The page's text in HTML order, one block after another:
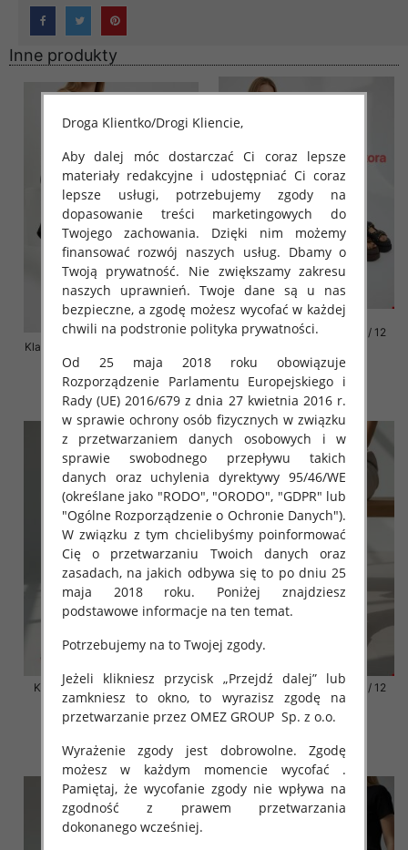
Inne produkty
Klapki damskie Roz 36-41 / 12 par
72.00 zł
szczegóły
Klapki damskie Roz 36-42 / 12
76.00 zł
szczegóły
Klapki damskie Roz 36-42 / 12
par
szczegóły
Klapki damskie Roz 36-42 / 12
par
41.00 zł
szczegóły
Droga Klientko/Drogi Kliencie,
Aby dalej móc dostarczać Ci coraz lepsze
materiały redakcyjne i udostępniać Ci coraz
lepsze usługi, potrzebujemy zgody na
dopasowanie treści marketingowych do
Twojego zachowania. Dzięki nim możemy
finansować rozwój naszych usług. Dbamy o
Twoją prywatność. Nie zwiększamy zakresu
naszych uprawnień. Twoje dane są u nas
bezpieczne, a zgodę możesz wycofać w każdej
chwili na podstronie polityka prywatności.
Od 25 maja 2018 roku obowiązuje
Rozporządzenie Parlamentu Europejskiego i
Rady (UE) 2016/679 z dnia 27 kwietnia 2016 r.
w sprawie ochrony osób fizycznych w związku
z przetwarzaniem danych osobowych i w
sprawie swobodnego przepływu takich
danych oraz uchylenia dyrektywy 95/46/WE
(określane jako "RODO", "ORODO", "GDPR" lub
"Ogólne Rozporządzenie o Ochronie Danych").
W związku z tym chcielibyśmy poinformować
Cię o przetwarzaniu Twoich danych oraz
zasadach, na jakich odbywa się to po dniu 25
maja 2018 roku. Poniżej znajdziesz
podstawowe informacje na ten temat.
Potrzebujemy na to Twojej zgody.
Jeżeli klikniesz przycisk „Przejdź dalej” lub
zamkniesz to okno, to wyrazisz zgodę na
przetwarzanie przez OMEZ GROUP Sp. z o.o.
Wyrażenie zgody jest dobrowolne. Zgodę
możesz w każdym momencie wycofać .
Pamiętaj, że wycofanie zgody nie wpływa na
zgodność z prawem przetwarzania
dokonanego wcześniej.